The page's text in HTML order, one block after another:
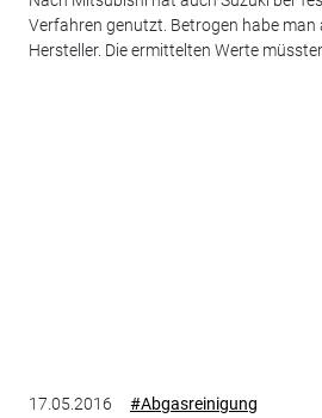
Verfahren genutzt. Betrogen habe man
Hersteller. Die ermittelten Werte
17.05.2016 #Abgasreinigung